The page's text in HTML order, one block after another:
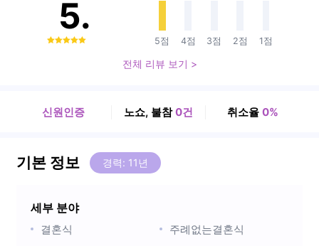
5.
5점 4점 3점 2점 1점
전체 리뷰 보기 >
신원인증 노쇼, 불참0건 취소율0%
기본 정보 경력: 11년
세부 분야
결혼식 주례없는결혼식